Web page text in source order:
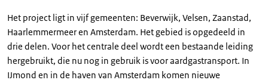
Het project ligt in vijf gemeenten: Beverwijk, Velsen, Zaanstad,
Haarlemmermeer en Amsterdam. Het gebied is opgedeeld in
drie delen. Voor het centrale deel wordt een bestaande leiding
hergebruikt, die nu nog in gebruik is voor aardgastransport. In
IJmond en in de haven van Amsterdam komen nieuwe